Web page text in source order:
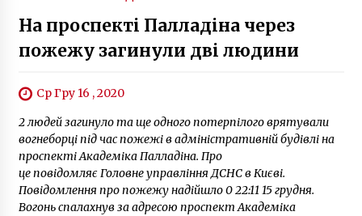
На проспекті Палладіна через
пожежу загинули дві людини
Ср Гру 16 , 2020
2 людей загинуло та ще одного потерпілого врятували
вогнеборці під час пожежі в адміністративній будівлі на
проспекті Академіка Палладіна. Про
це повідомляє Головне управління ДСНС в Києві.
Повідомлення про пожежу надійшло 0 22:11 15 грудня.
Вогонь спалахнув за адресою проспект Академіка